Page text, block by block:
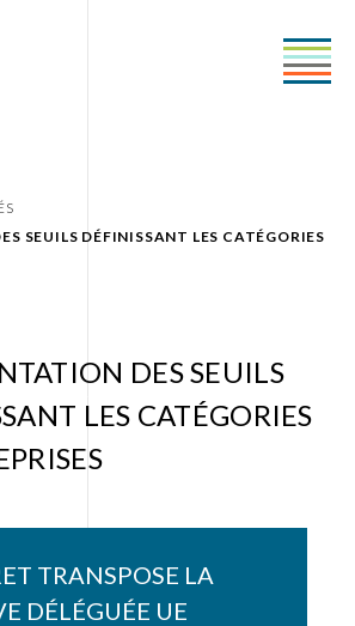
SEUILS DÉFINISSANT LES CATÉGORIES
DES SEUILS
LES CATÉGORIES
TRANSPOSE LA
DÉLÉGUÉE UE